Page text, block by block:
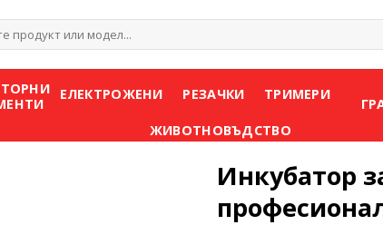
ЕЛЕКТРОЖЕНИ РЕЗАЧКИ ТРИМЕРИ
ЖИВОТНОВЪДСТВО
Инкубатор